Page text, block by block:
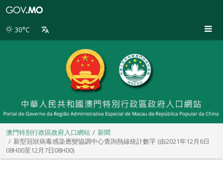
別
30°C
澳門特別行政區政府入口網站
新聞
新型冠狀病毒感染應變協調中心查詢熱線統計數字 (由2021年12月6日
08H00至12月7日08H00)